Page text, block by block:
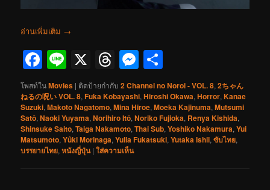
อ่านเพิ่มเติม →
Facebook
Line
X Threads
Messenger
โพสท์ในMovies | ติดป้ายกำกับ 2 Channel no Noroi - VOL. 8,2ちゃん
ねるの呪い VOL. 8,Fuka Kobayashi,Hiroshi Okawa,Horror,Kanae
Suzuki,Makoto Nagatomo,Mina Hiroe,Moeka Kajinuma,Mutsumi
Satô,Naoki Yuyama,Norihiro Itô,Noriko Fujioka, Renya Kishida,
Shinsuke Saito,Taiga Nakamoto,Thai Sub,Yoshiko Nakamura,Yui
Matsumoto,Yûki Morinaga,Yulia Fukatsuki,Yutaka Ishii,ซับไทย,
บรรยายไทย,หนังญี่ปุ่น |ใส่ความเห็น